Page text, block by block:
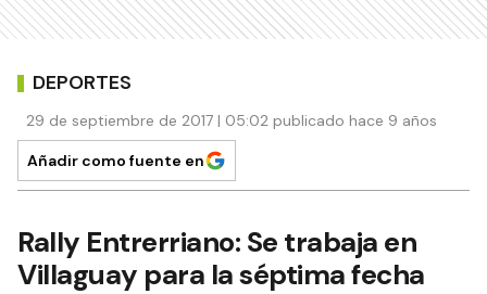
DEPORTES
29 de septiembre de 2017 | 05:02 publicado hace 9 años
Añadir como fuente en
Rally Entrerriano: Se trabaja en
Villaguay para la séptima fecha